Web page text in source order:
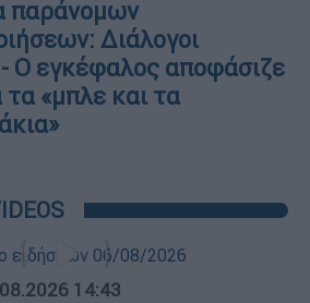
παράνομων
Διάλογοι
Ο εγκέφαλος αποφάσιζε
τα «μπλε και τα
14:43